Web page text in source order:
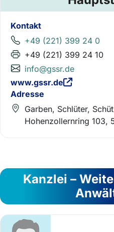
Kontakt
+49 (221) 399 24 0
+49 (221) 399 24 10
info@gssr.de
www.gssr.de
Adresse
Garben, Schlüter,
Hohenzollernring 103,
Kanzlei –